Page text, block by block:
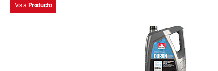
Vista Producto